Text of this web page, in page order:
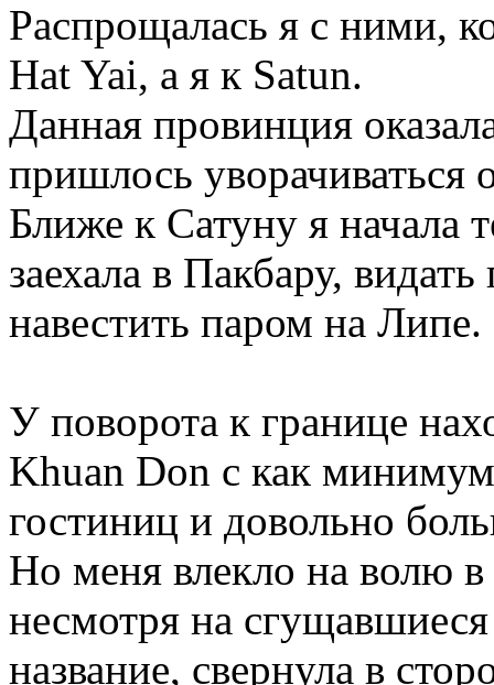
Распрощалась я с ними,
Hat Yai, а я к Satun.
Данная провинция
пришлось уворачиваться
Ближе к Сатуну я начала
заехала в Пакбару,
навестить паром на Липе.
У поворота к границе
Khuan Don с как
гостиниц и довольно
Но меня влекло на волю
несмотря на
название, свернула в